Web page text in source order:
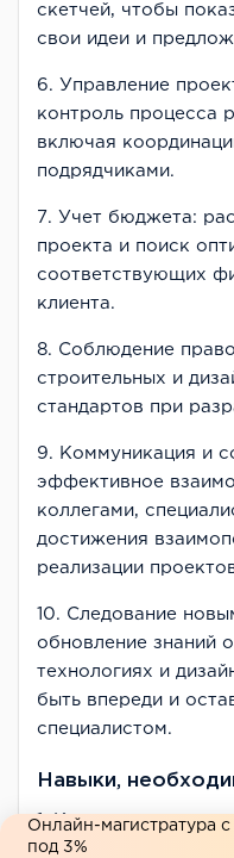
скетчей, чтобы
свои идеи и
6. Управление
контроль процесса
включая
подрядчиками.
7. Учет бюджета:
проекта и поиск
соответствующих
клиента.
8. Соблюдение
строительных и
стандартов при
9. Коммуникация и
эффективное
коллегами,
достижения
реализации
10. Следование
обновление знаний
технологиях и
быть впереди и
специалистом.
Навыки,
1. Креативность:
оригинальные идеи и
Онлайн-магистратура
под 3%